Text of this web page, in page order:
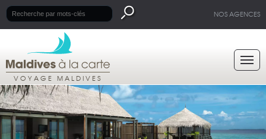
NOS AGENCES
VOYAGE MALDIVES